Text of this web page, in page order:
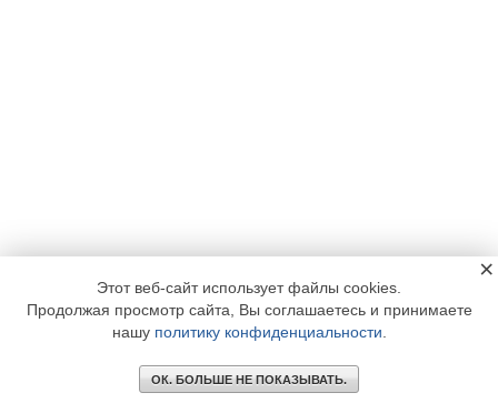
Этот веб-сайт использует файлы cookies.
Продолжая просмотр сайта, Вы соглашаетесь и принимаете
нашу политику конфиденциальности
ОК. БОЛЬШЕ НЕ ПОКАЗЫВАТЬ.
×